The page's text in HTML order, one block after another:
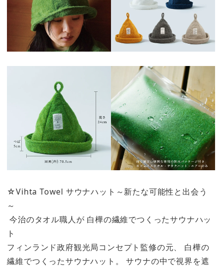
☆Vihta Towel サウナハット～新たな可能性と出会う
～
今治のタオル職人が 白樺の繊維でつくったサウナハッ
ト
フィンランド政府観光局コンセプト監修の元、 白樺の
繊維でつくったサウナハット。 サウナの中で視界を遮